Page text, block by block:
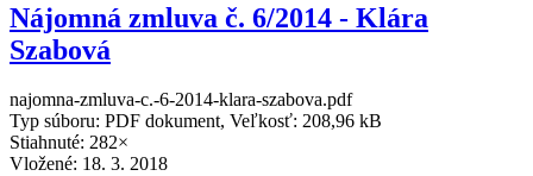
Nájomná zmluva č. 6/2014 - Klára
Szabová
najomna-zmluva-c.-6-2014-klara-szabova.pdf
Typ súboru: PDF dokument, Veľkosť: 208,96 kB
Stiahnuté: 282×
Vložené: 18. 3. 2018